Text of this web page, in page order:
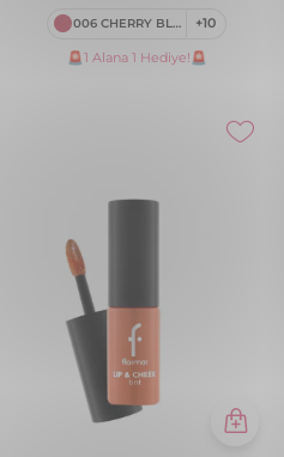
006 CHERRY BLOSSOM +10
🚨1 Alana 1 Hediye!🚨